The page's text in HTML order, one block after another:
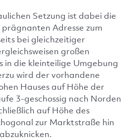
Setzung ist dabei die
Adresse zum
bei gleichzeitiger
großen
in die kleinteilige Umgebung
wird der vorhandene
Hauses auf Höhe der
3-geschossig nach Norden
auf Höhe des
zur Marktstraße hin